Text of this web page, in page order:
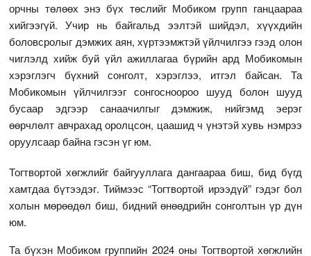
орчны төлөөх энэ бүх төслийг Мобиком групп ганцаараа
хийгээгүй. Учир нь байгальд ээлтэй шийдэл, хүүхдийн
боловсролыг дэмжих аян, хүртээмжтэй үйлчилгээ гээд олон
чиглэлд хийж буй үйл ажиллагаа бүрийн ард Мобикомын
хэрэглэгч бүхний сонголт, хэрэглээ, итгэл байсан. Та
Мобикомын үйлчилгээг сонгосноороо шууд болон шууд
бусаар эдгээр санаачилгыг дэмжиж, нийгэмд эерэг
өөрчлөлт авчрахад оролцсон, цаашид ч үнэтэй хувь нэмрээ
оруулсаар байна гэсэн үг юм.
Тогтвортой хөгжлийг байгууллага дангаараа биш, бид бүгд
хамтдаа бүтээдэг. Тиймээс “Тогтвортой ирээдүй” гэдэг бол
холын мөрөөдөл биш, бидний өнөөдрийн сонголтын үр дүн
юм.
Та бүхэн Мобиком группийн 2024 оны Тогтвортой хөгжлийн